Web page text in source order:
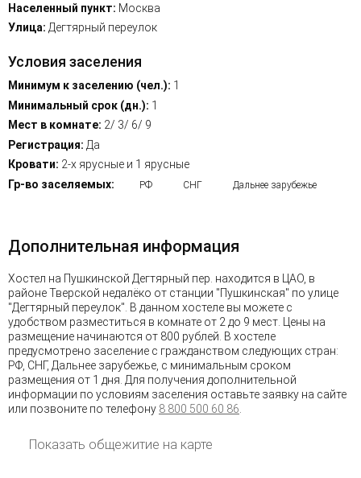
Населенный пункт: Москва
Улица: Дегтярный переулок
Условия заселения
Минимум к заселению (чел.): 1
Минимальный срок (дн.): 1
Мест в комнате: 2/ 3/ 6/ 9
Регистрация: Да
Кровати: 2-х ярусные и 1 ярусные
Гр-во заселяемых:
РФ СНГ Дальнее зарубежье
Дополнительная информация
Хостел на Пушкинской Дегтярный пер. находится в ЦАО, в
районе Тверской недалёко от станции "Пушкинская" по улице
"Дегтярный переулок". В данном хостеле вы можете с
удобством разместиться в комнате от 2 до 9 мест. Цены на
размещение начинаются от 800 рублей. В хостеле
предусмотрено заселение с гражданством следующих стран:
РФ, СНГ, Дальнее зарубежье, с минимальным сроком
размещения от 1 дня. Для получения дополнительной
информации по условиям заселения оставьте заявку на сайте
или позвоните по телефону 8 800 500 60 86
Показать общежитие на карте